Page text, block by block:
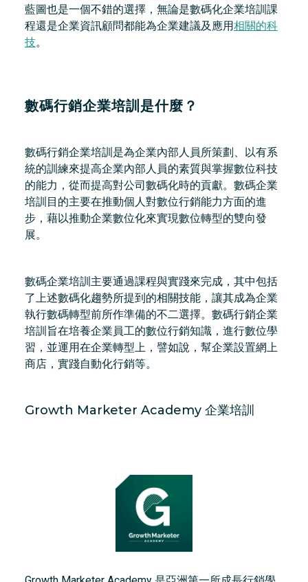
藍圖也是一個不錯的選擇，無論是數碼化企業培訓課
程還是企業資訊顧問都能為企業建議及應用相關的科
技。
數碼行銷企業培訓是什麼？
數碼行銷企業培訓是為企業內部人員所策劃、以有系
統的訓練來提高企業內部人員的素質與掌握數位科技
的能力，從而提高對公司數碼化時的貢獻。數碼企業
培訓目的主要在推動個人對數位行銷能力方面的進
步，藉以推動企業數位化來實現數位轉型的雙向發
展。
數碼企業培訓主要通過課程與實踐來完成，其中包括
了上述數碼化趨勢所提到的相關技能，讓其成為企業
執行數碼轉型前所作準備的不二選擇。數碼行銷企業
培訓旨在培養企業員工的數位行銷知識，進行數位學
習，並運用在企業轉型上，譬如說，幫企業設置網上
商店，實踐自動化行銷等。
Growth Marketer Academy 企業培訓